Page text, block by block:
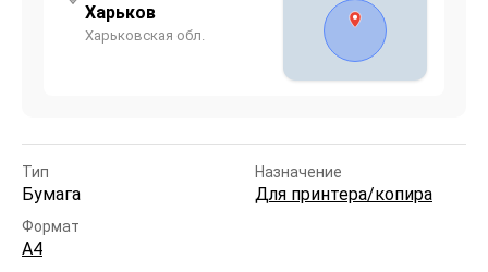
Харьков
Харьковская обл.
Тип
Бумага
Назначение
Для принтера/копира
Формат
А4